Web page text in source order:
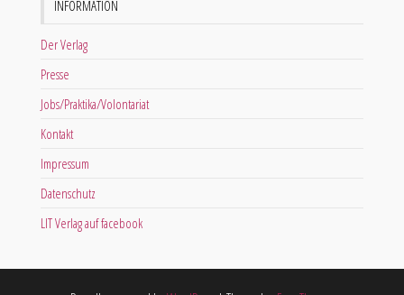
INFORMATION
Der Verlag
Presse
Jobs/Praktika/Volontariat
Kontakt
Impressum
Datenschutz
LIT Verlag auf facebook